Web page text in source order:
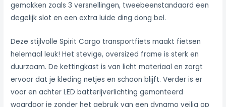
gemakken zoals 3 versnellingen, tweebeenstandaard een
degelijk slot en een extra luide ding dong bel.
Deze stijlvolle Spirit Cargo transportfiets maakt fietsen
helemaal leuk! Het stevige, oversized frame is sterk en
duurzaam. De kettingkast is van licht materiaal en zorgt
ervoor dat je kleding netjes en schoon blijft. Verder is er
voor en achter LED batterijverlichting gemonteerd
waardoor je zonder het gebruik van een dynamo veilig op